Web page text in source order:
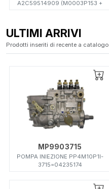
A2C59514909 (M0003P153 +
ULTIMI ARRIVI
Prodotti inseriti di recente a catalogo
MP9903715
POMPA INIEZIONE PP4M10P1I-
3715=04235174